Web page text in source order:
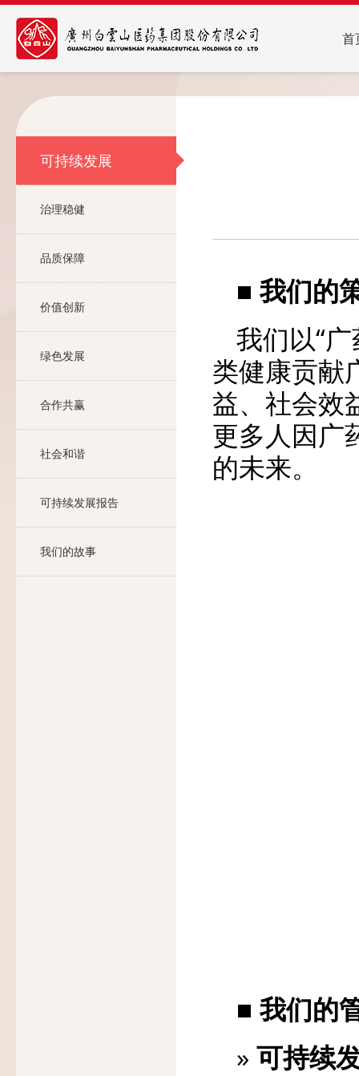
首
可持续发展
治理稳健
品质保障
价值创新
绿色发展
合作共赢
社会和谐
可持续发展报告
我们的故事
■ 我们的
我们以“
类健康贡献
益、社会效
更多人因广
的未来。
■ 我们的
» 可持续